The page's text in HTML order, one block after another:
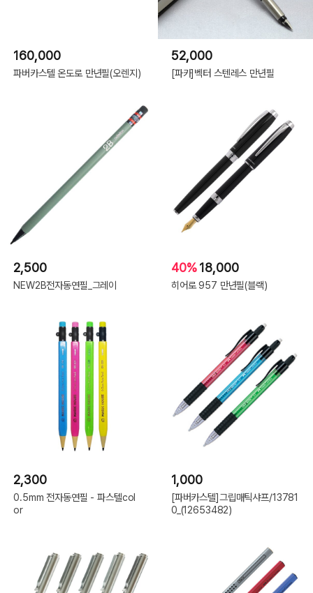
160,000
파버카스텔 온도로 만년필(오렌지)
52,000
[파카]벡터 스텐레스 만년필
2,500
NEW2B전자동연필_그레이
40%18,000
히어로 957 만년필(블랙)
2,300
0.5mm 전자동연필 - 파스텔col
or
1,000
[파버카스텔]그립매틱샤프/13781
0_(12653482)